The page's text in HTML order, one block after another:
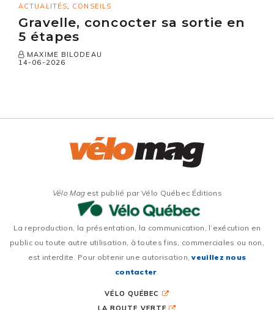
ACTUALITÉS, CONSEILS
Gravelle, concocter sa sortie en
5 étapes
MAXIME BILODEAU
14-06-2026
Vélo Magest publié par Vélo Québec Éditions
La reproduction, la présentation, la communication, l’exécution en
public ou toute autre utilisation, à toutes fins, commerciales ou non,
est interdite. Pour obtenir une autorisation,veuillez nous
contacter.
VÉLO QUÉBEC